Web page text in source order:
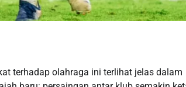
terhadap olahraga ini terlihat jelas dalam